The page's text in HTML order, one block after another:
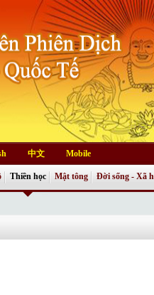
中文 Mobile
Thiền học Mật tông Đời sống - Xã